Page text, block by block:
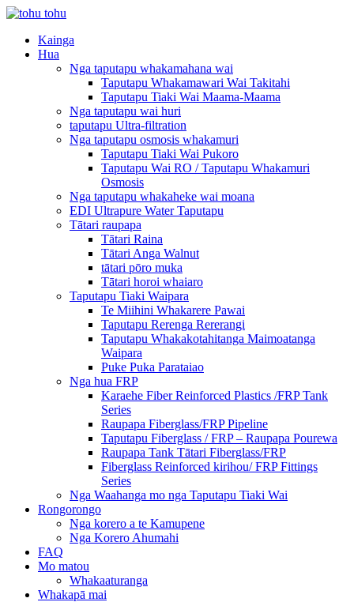
Kainga
Hua
Nga taputapu whakamahana wai
Taputapu Whakamawari Wai Takitahi
Taputapu Tiaki Wai Maama-Maama
Nga taputapu wai huri
taputapu Ultra-filtration
Nga taputapu osmosis whakamuri
Taputapu Tiaki Wai Pukoro
Taputapu Wai RO / Taputapu Whakamuri
Osmosis
Nga taputapu whakaheke wai moana
EDI Ultrapure Water Taputapu
Tātari raupapa
Tātari Raina
Tātari Anga Walnut
tātari pōro muka
Tātari horoi whaiaro
Taputapu Tiaki Waipara
Te Miihini Whakarere Pawai
Taputapu Rerenga Rererangi
Taputapu Whakakotahitanga Maimoatanga
Waipara
Puke Puka Parataiao
Nga hua FRP
Karaehe Fiber Reinforced Plastics /FRP Tank
Series
Raupapa Fiberglass/FRP Pipeline
Taputapu Fiberglass / FRP – Raupapa Pourewa
Raupapa Tank Tātari Fiberglass/FRP
Fiberglass Reinforced kirihou/ FRP Fittings
Series
Nga Waahanga mo nga Taputapu Tiaki Wai
Rongorongo
Nga korero a te Kamupene
Nga Korero Ahumahi
FAQ
Mo matou
Whakaaturanga
Whakapā mai